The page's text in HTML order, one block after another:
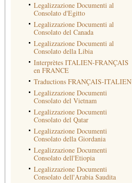
Legalizzazione Documenti al
Consolato d'Egitto
Legalizzazione Documenti al
Consolato del Canada
Legalizzazione Documenti al
Consolato della Libia
Interprètes ITALIEN-FRANÇAIS
en FRANCE
Traductions FRANÇAIS-ITALIEN
Legalizzazione Documenti
Consolato del Vietnam
Legalizzazione Documenti
Consolato del Qatar
Legalizzazione Documenti
Consolato della Giordania
Legalizzazione Documenti
Consolato dell'Etiopia
Legalizzazione Documenti
Consolato dell'Arabia Saudita